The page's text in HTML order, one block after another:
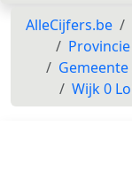
AlleCijfers.be
Wijk 0